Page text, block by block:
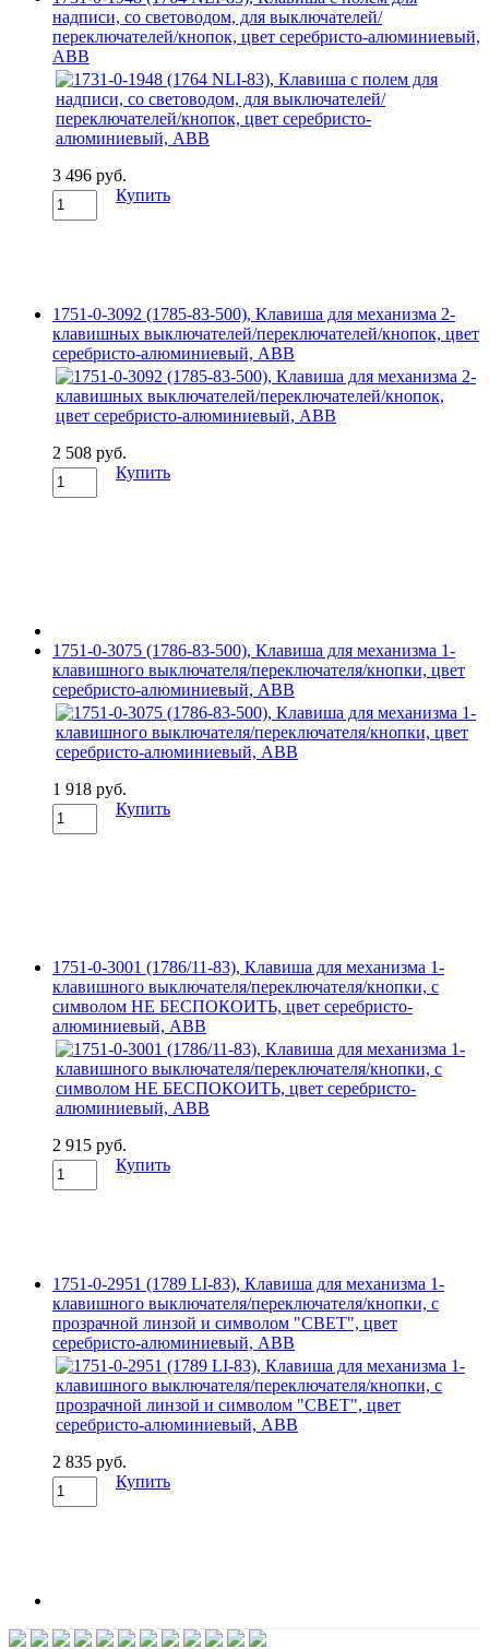
надписи, со световодом, для выключателей/
переключателей/кнопок, цвет серебристо-алюминиевый,
ABB
3 496 руб.
Купить
1751-0-3092 (1785-83-500), Клавиша для механизма 2-
клавишных выключателей/переключателей/кнопок, цвет
серебристо-алюминиевый, ABB
2 508 руб.
Купить
1751-0-3075 (1786-83-500), Клавиша для механизма 1-
клавишного выключателя/переключателя/кнопки, цвет
серебристо-алюминиевый, ABB
1 918 руб.
Купить
1751-0-3001 (1786/11-83), Клавиша для механизма 1-
клавишного выключателя/переключателя/кнопки, с
символом НЕ БЕСПОКОИТЬ, цвет серебристо-
алюминиевый, ABB
2 915 руб.
Купить
1751-0-2951 (1789 LI-83), Клавиша для механизма 1-
клавишного выключателя/переключателя/кнопки, с
прозрачной линзой и символом "СВЕТ", цвет
серебристо-алюминиевый, ABB
2 835 руб.
Купить